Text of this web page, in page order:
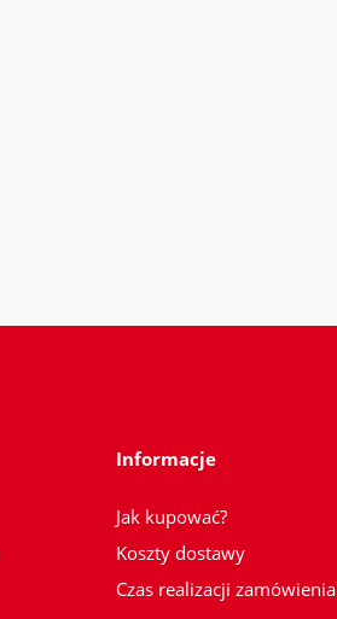
Informacje
Jak kupować?
Koszty dostawy
Czas realizacji zamówienia